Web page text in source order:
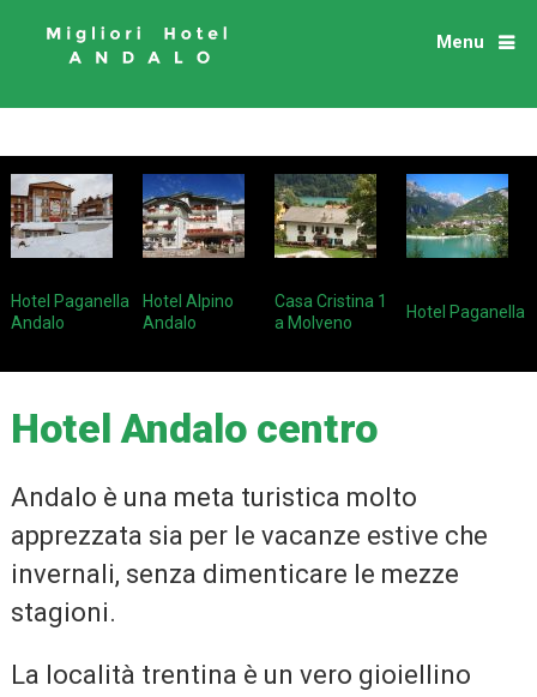
Menu
Hotel Paganella
Andalo
Hotel Alpino
Andalo
Casa Cristina 1
a Molveno
Hotel Paganella
Hotel Andalo centro
Andalo è una meta turistica molto
apprezzata sia per le vacanze estive che
invernali, senza dimenticare le mezze
stagioni.
La località trentina è un vero gioiellino